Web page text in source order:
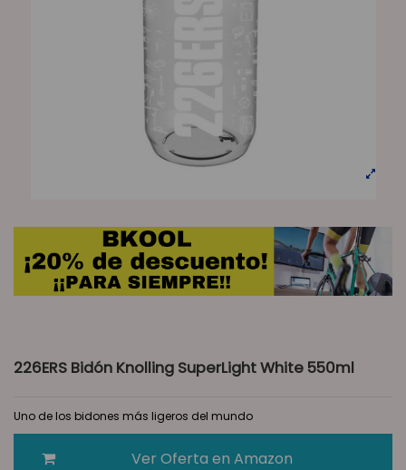
226ERS Bidón Knolling SuperLight White 550ml
Uno de los bidones más ligeros del mundo
Ver Oferta en Amazon